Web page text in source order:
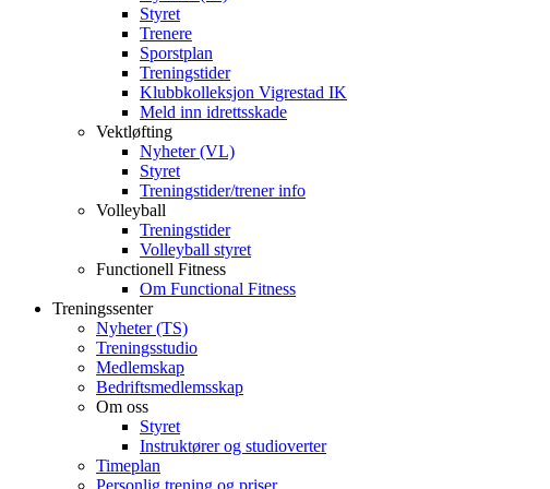
Styret
Trenere
Sporstplan
Treningstider
Klubbkolleksjon Vigrestad IK
Meld inn idrettsskade
Vektløfting
Nyheter (VL)
Styret
Treningstider/trener info
Volleyball
Treningstider
Volleyball styret
Functionell Fitness
Om Functional Fitness
Treningssenter
Nyheter (TS)
Treningsstudio
Medlemskap
Bedriftsmedlemsskap
Om oss
Styret
Instruktører og studioverter
Timeplan
Personlig trening og priser